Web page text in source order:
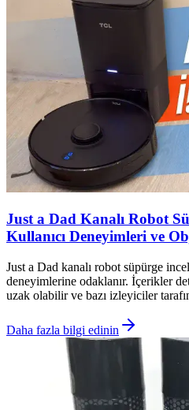
Just a Dad Kanalı Robot
Kullanıcı Deneyimleri ve
Just a Dad kanalı robot süpürge
deneyimlerine odaklanır. İçerikler
uzak olabilir ve bazı izleyiciler
Daha fazla bilgi edinin